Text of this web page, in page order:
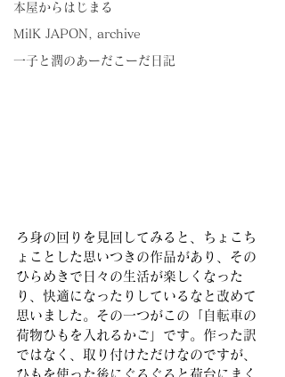
本屋からはじまる
MilK JAPON, archive
一子と潤のあーだこーだ日記
ろ身の回りを見回してみると、ちょこち
ょことした思いつきの作品があり、その
ひらめきで日々の生活が楽しくなった
り、快適になったりしているなと改めて
思いました。その一つがこの「自転車の
荷物ひもを入れるかご」です。作った訳
ではなく、取り付けただけなのですが、
ひもを使った後にぐるぐると荷台にまく